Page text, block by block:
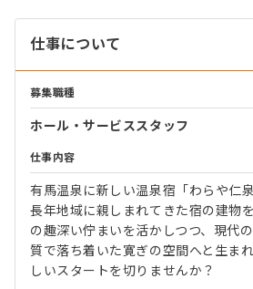
仕事について
募集職種
ホール・サービススタッフ
仕事内容
有馬温泉に新しい温泉宿「わらや仁
長年地域に親しまれてきた宿の建物
の趣深い佇まいを活かしつつ、現代
質で落ち着いた寛ぎの空間へと生ま
しいスタートを切りませんか？